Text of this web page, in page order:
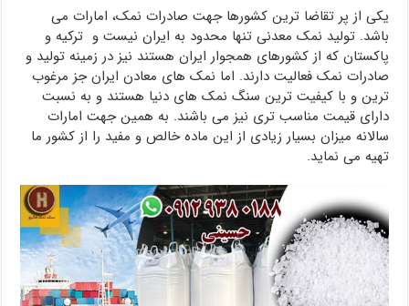
یکی از پر تقاضا ترین کشورها جهت صادرات نمک، امارات می
باشد. تولید نمک معدنی تنها محدود به ایران نیست و ترکیه و
پاکستان که از کشورهای همجوار ایران هستند نیز در زمینه تولید و
صادرات نمک فعالیت دارند. اما نمک های معادن ایران جز مرغوب
ترین و با کیفیت ترین سنگ نمک های دنیا هستند و به نسبت
دارای قیمت مناسب تری نیز می باشند. به همین جهت امارات
سالانه میزان بسیار زیادی از این ماده خالص و مفید را از کشور ما
تهیه می نماید.